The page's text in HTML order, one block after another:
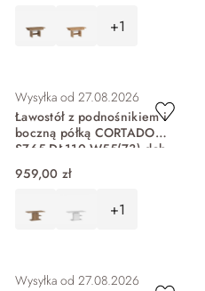
+1
Wysyłka od 27.08.2026
Ławostół z podnośnikiem i
boczną półką CORTADO
SZ65 DŁ110 W55(73) dąb
artisan CRTT07
959,00 zł
+1
Wysyłka od 27.08.2026